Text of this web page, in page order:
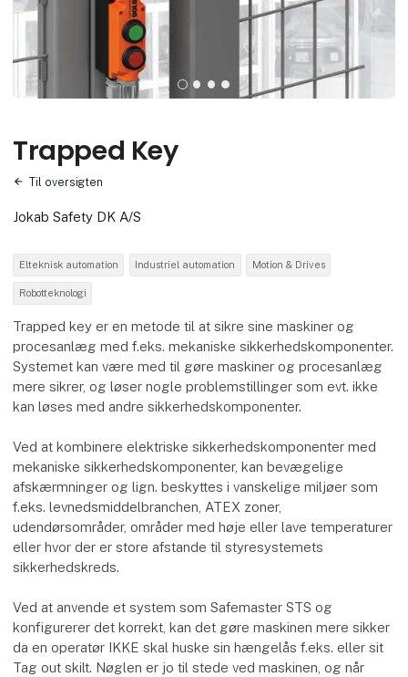
Trapped Key
Til oversigten
Jokab Safety DK A/S
Elteknisk automation Industriel automation Motion & Drives
Robotteknologi
Trapped key er en metode til at sikre sine maskiner og
procesanlæg med f.eks. mekaniske sikkerhedskomponenter.
Systemet kan være med til gøre maskiner og procesanlæg
mere sikrer, og løser nogle problemstillinger som evt. ikke
kan løses med andre sikkerhedskomponenter.
Ved at kombinere elektriske sikkerhedskomponenter med
mekaniske sikkerhedskomponenter, kan bevægelige
afskærmninger og lign. beskyttes i vanskelige miljøer som
f.eks. levnedsmiddelbranchen, ATEX zoner,
udendørsområder, områder med høje eller lave temperaturer
eller hvor der er store afstande til styresystemets
sikkerhedskreds.
Ved at anvende et system som Safemaster STS og
konfigurerer det korrekt, kan det gøre maskinen mere sikker
da en operatør IKKE skal huske sin hængelås f.eks. eller sit
Tag out skilt. Nøglen er jo til stede ved maskinen, og når